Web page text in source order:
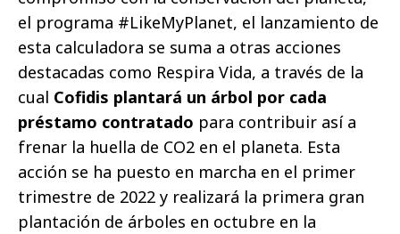
el programa #LikeMyPlanet, el lanzamiento de
esta calculadora se suma a otras acciones
destacadas como Respira Vida, a través de la
cual Cofidis plantará un árbol por cada
préstamo contratado para contribuir así a
frenar la huella de CO2 en el planeta. Esta
acción se ha puesto en marcha en el primer
trimestre de 2022 y realizará la primera gran
plantación de árboles en octubre en la